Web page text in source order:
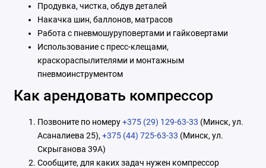
Продувка, чистка, обдув деталей
Накачка шин, баллонов, матрасов
Работа с пневмошуруповертами и гайковертами
Использование с пресс-клещами,
краскораспылителями и монтажным
пневмоинструментом
Как арендовать компрессор
Позвоните по номеру+375 (29) 129-63-33 (Минск, ул.
Асаналиева 25), +375 (44) 725-63-33 (Минск, ул.
Скрыганова 39А)
Сообщите, для каких задач нужен компрессор